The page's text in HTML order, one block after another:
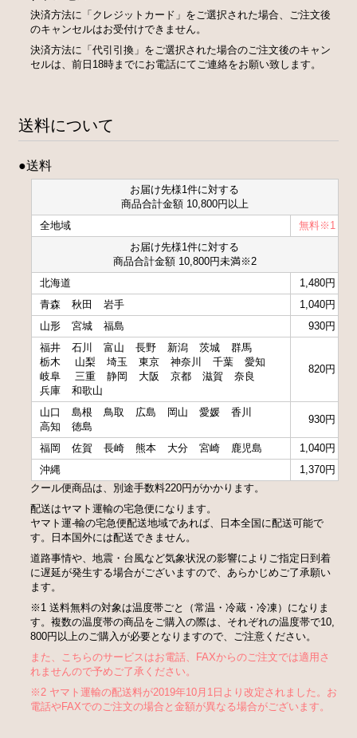
決済方法に「クレジットカード」をご選択された場合、ご注文後
のキャンセルはお受付けできません。
決済方法に「代引引換」をご選択された場合のご注文後のキャン
セルは、前日18時までにお電話にてご連絡をお願い致します。
送料について
●送料
お届け先様1件に対する
商品合計金額 10,800円以上
全地域
無料※1
お届け先様1件に対する
商品合計金額 10,800円未満※2
北海道
1,480円
青森
秋田 岩手
1,040円
山形
宮城 福島
930円
福井
石川 富山 長野 新潟 茨城
群馬
栃木
山梨 埼玉 東京 神奈川 千葉
愛知
岐阜
三重 静岡 大阪 京都 滋賀
奈良
兵庫
和歌山
820円
山口 島根 鳥取 広島 岡山 愛媛
香川
高知
徳島
930円
福岡 佐賀 長崎 熊本 大分 宮崎 鹿児島
1,040円
沖縄
1,370円
クール便商品は、別途手数料220円がかかります。
配送はヤマト運輸の宅急便になります。
ヤマト運-輸の宅急便配送地域であれば、日本全国に配送可能で
す。日本国外には配送できません。
道路事情や、地震・台風など気象状況の影響によりご指定日到着
に遅延が発生する場合がございますので、あらかじめご了承願い
ます。
※1 送料無料の対象は温度帯ごと（常温・冷蔵・冷凍）になりま
す。複数の温度帯の商品をご購入の際は、それぞれの温度帯で10,
800円以上のご購入が必要となりますので、ご注意ください。
また、こちらのサービスはお電話、FAXからのご注文では適用さ
れませんので予めご了承ください。
※2 ヤマト運輸の配送料が2019年10月1日より改定されました。お
電話やFAXでのご注文の場合と金額が異なる場合がございます。